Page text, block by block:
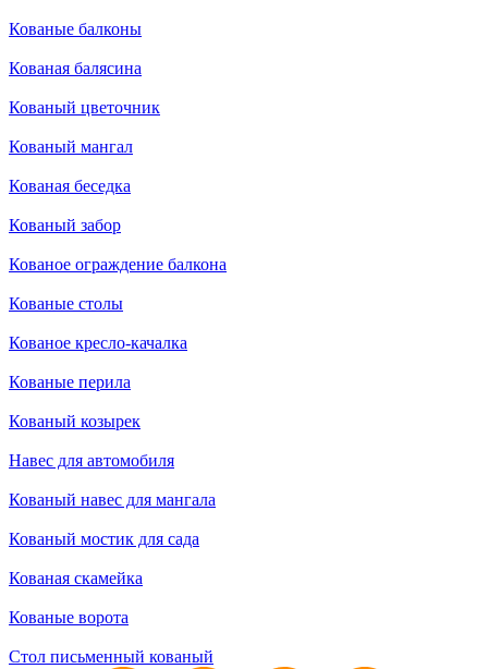
Кованые балконы
Кованая балясина
Кованый цветочник
Кованый мангал
Кованая беседка
Кованый забор
Кованое ограждение балкона
Кованые столы
Кованое кресло-качалка
Кованые перила
Кованый козырек
Навес для автомобиля
Кованый навес для мангала
Кованый мостик для сада
Кованая скамейка
Кованые ворота
Стол письменный кованый